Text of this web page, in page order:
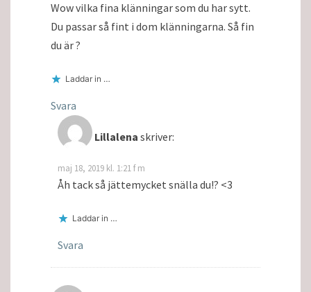
Wow vilka fina klänningar som du har sytt.
Du passar så fint i dom klänningarna. Så fin
du är ?
Laddar in …
Svara
Lillalena skriver:
maj 18, 2019 kl. 1:21 f m
Åh tack så jättemycket snälla du!? <3
Laddar in …
Svara